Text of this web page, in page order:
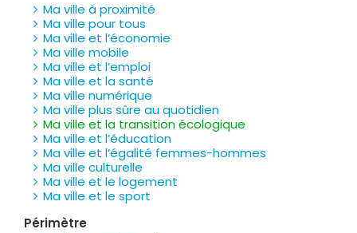
Ma ville à proximité
Ma ville pour tous
Ma ville et l’économie
Ma ville mobile
Ma ville et l’emploi
Ma ville et la santé
Ma ville numérique
Ma ville plus sûre au quotidien
Ma ville et la transition écologique
Ma ville et l’éducation
Ma ville et l’égalité femmes-hommes
Ma ville culturelle
Ma ville et le logement
Ma ville et le sport
Périmètre